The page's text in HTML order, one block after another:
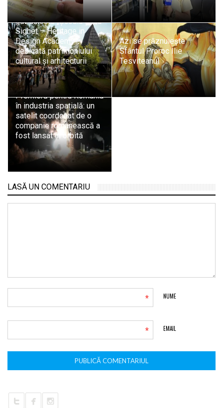
Sighetu Marmației
găzduiește „Școala de la
Sighet – Heritage in
Design Academy”,
dedicată patrimoniului
cultural și arhitecturii
Azi se prăznuiește
Sfântul Proroc Ilie
Tesviteanul
Premieră pentru România
în industria spațială: un
satelit coordonat de o
companie românească a
fost lansat în orbită
LASĂ UN COMENTARIU
NUME
*
EMAIL
*